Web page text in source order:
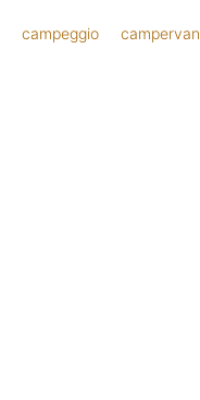
campeggio campervan